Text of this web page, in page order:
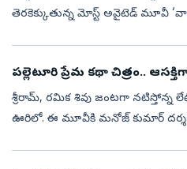
తెరకెక్కుతున్న మోస్ట్ అవైటెడ్ మూవీ
పల్లెటూరి ప్రేమ కథా చిత్రం..
శ్రీరామ్, రమిక శివు జంటగా నటిస్తోన్న
ఊరిలో. ఈ మూవీకి మనోజ్ కుమార్